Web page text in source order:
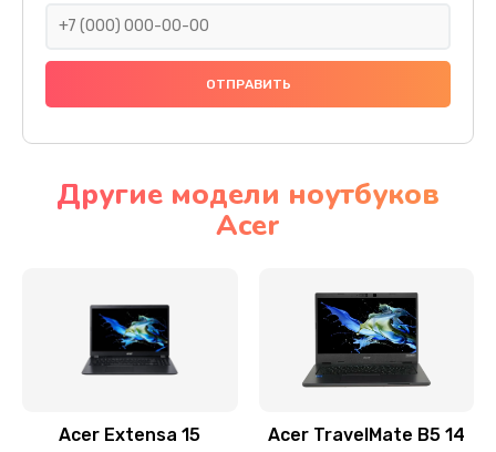
Ремонт подсветки
Настройка BIOS
Замена видеочипа
Заказать
Другие модели ноутбуков
Acer
Acer Extensa 15 Acer TravelMate B5 14